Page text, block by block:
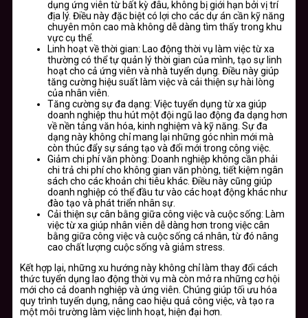
dụng ứng viên từ bất kỳ đâu, không bị giới hạn bởi vị trí
địa lý. Điều này đặc biệt có lợi cho các dự án cần kỹ năng
chuyên môn cao mà không dễ dàng tìm thấy trong khu
vực cụ thể.
Linh hoạt về thời gian: Lao động thời vụ làm việc từ xa
thường có thể tự quản lý thời gian của mình, tạo sự linh
hoạt cho cả ứng viên và nhà tuyển dụng. Điều này giúp
tăng cường hiệu suất làm việc và cải thiện sự hài lòng
của nhân viên.
Tăng cường sự đa dạng: Việc tuyển dụng từ xa giúp
doanh nghiệp thu hút một đội ngũ lao động đa dạng hơn
về nền tảng văn hóa, kinh nghiệm và kỹ năng. Sự đa
dạng này không chỉ mang lại những góc nhìn mới mà
còn thúc đẩy sự sáng tạo và đổi mới trong công việc.
Giảm chi phí văn phòng: Doanh nghiệp không cần phải
chi trả chi phí cho không gian văn phòng, tiết kiệm ngân
sách cho các khoản chi tiêu khác. Điều này cũng giúp
doanh nghiệp có thể đầu tư vào các hoạt động khác như
đào tạo và phát triển nhân sự.
Cải thiện sự cân bằng giữa công việc và cuộc sống: Làm
việc từ xa giúp nhân viên dễ dàng hơn trong việc cân
bằng giữa công việc và cuộc sống cá nhân, từ đó nâng
cao chất lượng cuộc sống và giảm stress.
Kết hợp lại, những xu hướng này không chỉ làm thay đổi cách
thức tuyển dụng lao động thời vụ mà còn mở ra những cơ hội
mới cho cả doanh nghiệp và ứng viên. Chúng giúp tối ưu hóa
quy trình tuyển dụng, nâng cao hiệu quả công việc, và tạo ra
một môi trường làm việc linh hoạt, hiện đại hơn.